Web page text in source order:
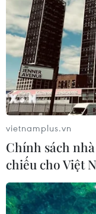
vietnamplus.vn
Chính sách
chiếu cho Việt